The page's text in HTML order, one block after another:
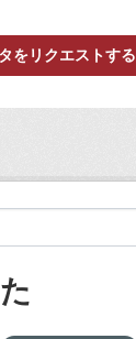
をリクエストする